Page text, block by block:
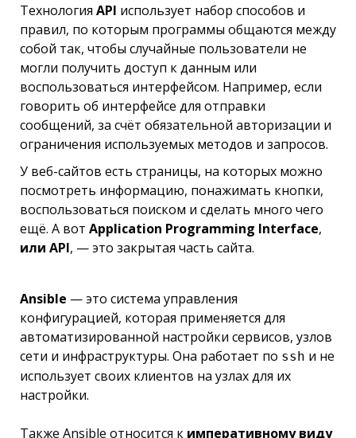
Технология API использует набор способов и
правил, по которым программы общаются между
собой так, чтобы случайные пользователи не
могли получить доступ к данным или
воспользоваться интерфейсом. Например, если
говорить об интерфейсе для отправки
сообщений, за счёт обязательной авторизации и
ограничения используемых методов и запросов.
У веб-сайтов есть страницы, на которых можно
посмотреть информацию, понажимать кнопки,
воспользоваться поиском и сделать много чего
ещё. А вот Application Programming Interface,
или API, — это закрытая часть сайта.
Ansible — это система управления
конфигурацией, которая применяется для
автоматизированной настройки сервисов, узлов
сети и инфраструктуры. Она работает по ssh и не
использует своих клиентов на узлах для их
настройки.
Также Ansible относится к императивному виду